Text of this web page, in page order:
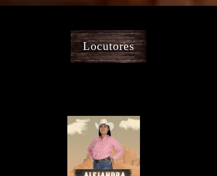
Locutores